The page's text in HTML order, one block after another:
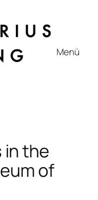
Menü
in the
of